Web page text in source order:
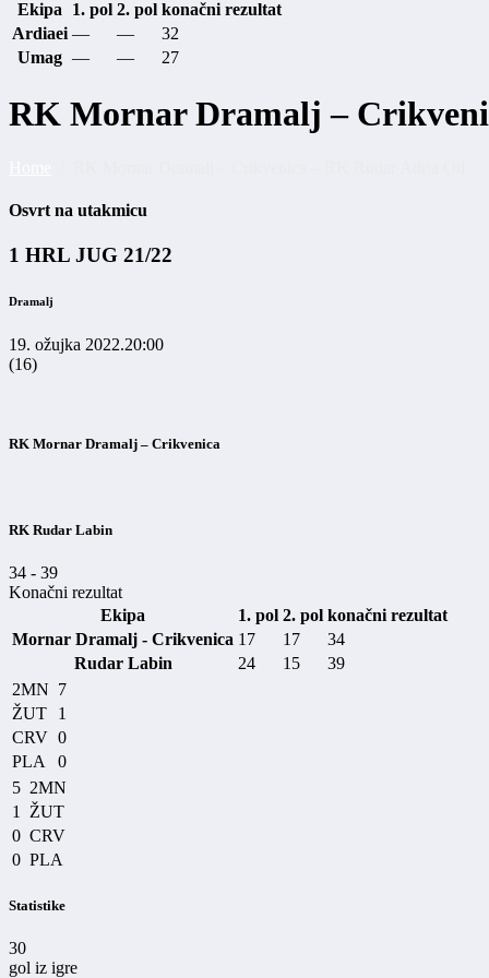
Ekipa
1. pol 2. pol konačni rezultat
Ardiaei — —
32
Umag — — 27
RK Mornar Dramalj –
Osvrt na utakmicu
1 HRL JUG 21/22
Dramalj
19. ožujka 2022.20:00
(16)
RK Mornar Dramalj – Crikvenica
RK Rudar Labin
34 - 39
Konačni rezultat
Ekipa
1. pol 2. pol konačni rezultat
Mornar Dramalj - Crikvenica 17 17
34
Rudar Labin
24 15
39
2MN 7
ŽUT
1
CRV 0
PLA
0
5 2MN
1
ŽUT
0 CRV
0 PLA
Statistike
30
gol iz igre